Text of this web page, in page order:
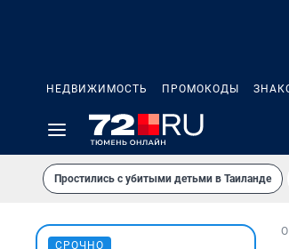
НЕДВИЖИМОСТЬ ПРОМОКОДЫ
Простились с убитыми детьми в Таиланде
СРОЧНО